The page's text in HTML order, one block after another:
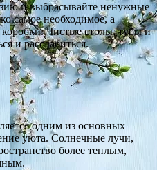
и выбрасывайте ненужные
самое необходимое, а
Чистые столы, тубы и
и расслабиться.
одним из основных
уюта. Солнечные лучи,
более теплым,